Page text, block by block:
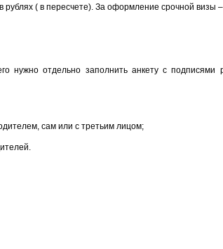
рублях ( в пересчете). За оформление срочной визы
нужно отдельно заполнить анкету с подписями
сам или с третьим лицом;